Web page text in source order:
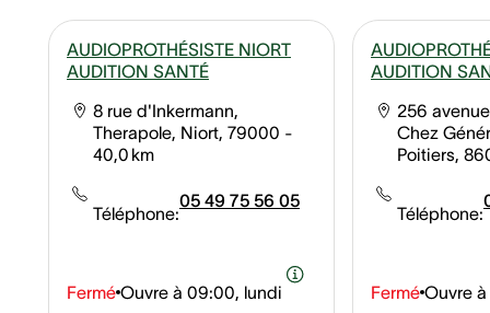
AUDIOPROTHÉSISTE NIORT
AUDITION SANTÉ
8 rue d'Inkermann,
Therapole, Niort, 79000 -
40,0 km
Téléphone:
05 49 75 56 05
Fermé Ouvre à 09:00, lundi
AUDITION
256
Chez
Poitiers,
Téléphone:
Fermé Ouvre à